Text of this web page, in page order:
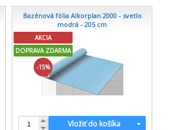
Bazénová fólia Alkorplan 2000 - svetlo
modrá - 205 cm
AKCIA
DOPRAVA ZDARMA
-15%
Vložiť do košíka